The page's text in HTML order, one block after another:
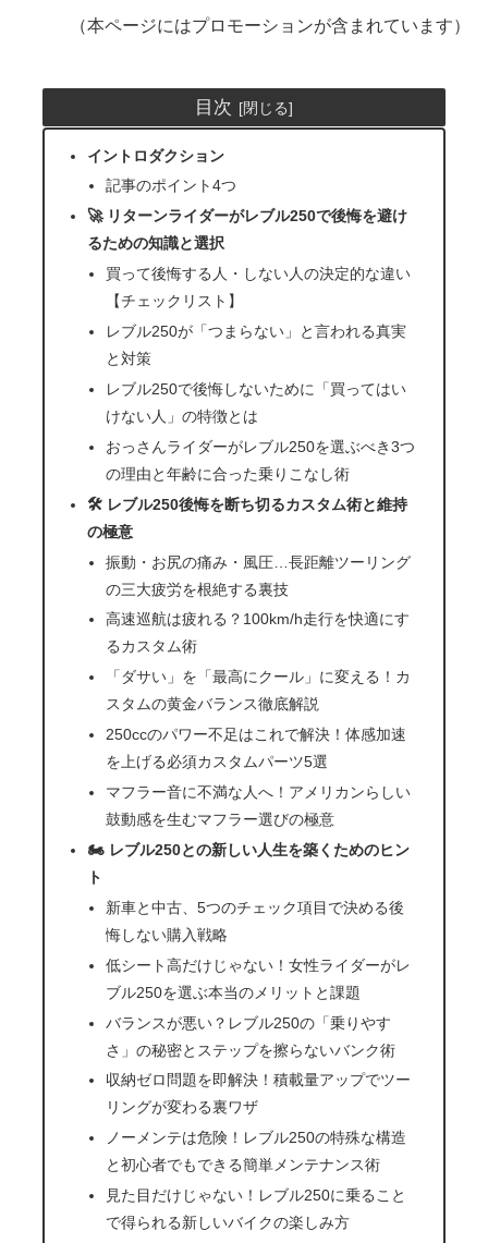
（本ページにはプロモーションが含まれています）
目次
イントロダクション
記事のポイント4つ
🚀 リターンライダーがレブル250で後悔を避け
るための知識と選択
買って後悔する人・しない人の決定的な違い
【チェックリスト】
レブル250が「つまらない」と言われる真実
と対策
レブル250で後悔しないために「買ってはい
けない人」の特徴とは
おっさんライダーがレブル250を選ぶべき3つ
の理由と年齢に合った乗りこなし術
🛠️ レブル250後悔を断ち切るカスタム術と維持
の極意
振動・お尻の痛み・風圧…長距離ツーリング
の三大疲労を根絶する裏技
高速巡航は疲れる？100km/h走行を快適にす
るカスタム術
「ダサい」を「最高にクール」に変える！カ
スタムの黄金バランス徹底解説
250ccのパワー不足はこれで解決！体感加速
を上げる必須カスタムパーツ5選
マフラー音に不満な人へ！アメリカンらしい
鼓動感を生むマフラー選びの極意
🏍️ レブル250との新しい人生を築くためのヒン
ト
新車と中古、5つのチェック項目で決める後
悔しない購入戦略
低シート高だけじゃない！女性ライダーがレ
ブル250を選ぶ本当のメリットと課題
バランスが悪い？レブル250の「乗りやす
さ」の秘密とステップを擦らないバンク術
収納ゼロ問題を即解決！積載量アップでツー
リングが変わる裏ワザ
ノーメンテは危険！レブル250の特殊な構造
と初心者でもできる簡単メンテナンス術
見た目だけじゃない！レブル250に乗ること
で得られる新しいバイクの楽しみ方